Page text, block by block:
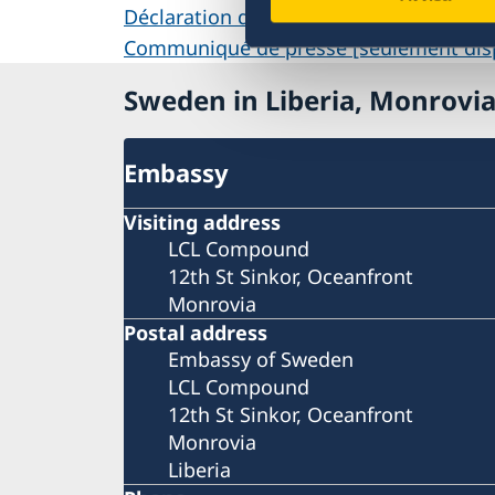
Déclaration de politique étrangère
Communiqué de presse [seulement
Sweden in Liberia, Monrovia
Embassy
Visiting address
LCL Compound
12th St Sinkor, Oceanfront
Monrovia
Postal address
Embassy of Sweden
LCL Compound
12th St Sinkor, Oceanfront
Monrovia
Liberia